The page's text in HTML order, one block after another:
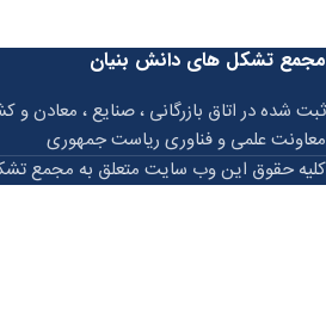
مجمع تشکل های دانش بنیان
ثبت شده در اتاق بازرگانی ، صنایع ، معادن و
معاونت علمی و فناوری ریاست جمهوری
کلیه حقوق این وب سایت متعلق به مجمع